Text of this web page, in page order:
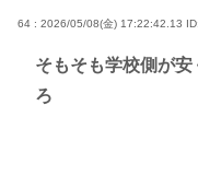
64 : 2026/05/08(金) 17:22:42.13
そもそも学校側が
ろ